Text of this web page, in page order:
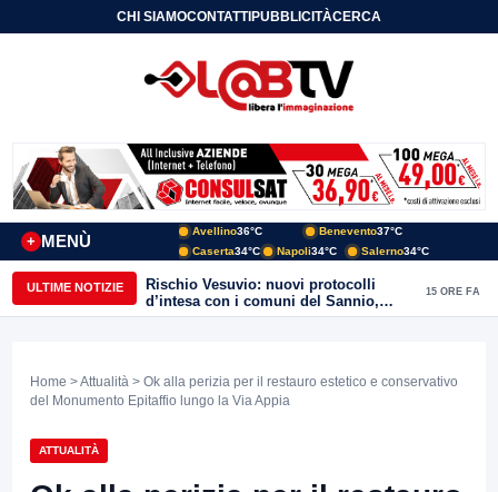
CHI SIAMOCONTATTIPUBBLICITÀCERCA
MENÙ
+
Avellino36°C Benevento37°C
Caserta34°C Napoli34°C Salerno34°C
ULTIME NOTIZIE
Rischio Vesuvio: nuovi protocolli
d’intesa con i comuni del Sannio,
firmato il protocollo con Arpaise
15 ORE FA
Home >Attualità > Ok alla perizia per il restauro estetico e conservativo
del Monumento Epitaffio lungo la Via Appia
ATTUALITÀ